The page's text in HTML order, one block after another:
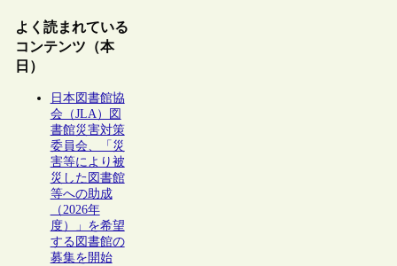
よく読まれている
コンテンツ（本
日）
日本図書館協
会（JLA）図
書館災害対策
委員会、「災
害等により被
災した図書館
等への助成
（2026年
度）」を希望
する図書館の
募集を開始